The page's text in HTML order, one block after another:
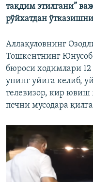
тақдим этилгани”
рўйхатдан
Аллақуловнинг
Тошкентнинг
бюроси ходимлари
унинг уйига келиб,
телевизор, кир
печни мусодара